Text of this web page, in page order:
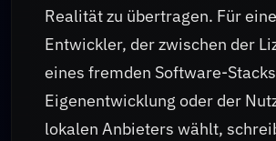
Realität zu übertragen. Für
Entwickler, der zwischen der
eines fremden Software-
Eigenentwicklung oder der
lokalen Anbieters wählt,